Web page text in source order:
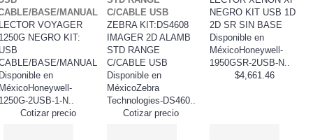
BASE/MANUAL
VOYAGER
NEGRO KIT:
BASE/MANUAL
en
2USB-1-N..
Cotizar precio
C/CABLE USB
ZEBRA KIT:DS4608
IMAGER 2D ALAMB
STD RANGE
C/CABLE USB
Disponible en
MéxicoZebra
Technologies-DS460..
Cotizar precio
NEGRO KIT USB 1D
2D SR SIN BASE
Disponible en
MéxicoHoneywell-
1950GSR-2USB-N..
$4,661.46